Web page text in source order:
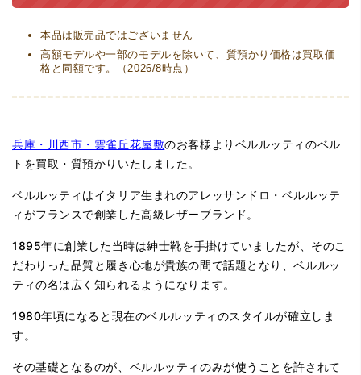
本品は販売品ではございません
高額モデルや一部のモデルを除いて、質預かり価格は買取価
格と同額です。（2026/8時点）
兵庫・川西市・雲雀丘花屋敷のお客様よりベルルッティのベル
トを買取・質預かりいたしました。
ベルルッティはイタリア生まれのアレッサンドロ・ベルルッテ
ィがフランスで創業した高級レザーブランド。
1895年に創業した当時は紳士靴を手掛けていましたが、そのこ
だわりった品質と履き心地が貴族の間で話題となり、ベルルッ
ティの名は広く知られるようになります。
1980年頃になると現在のベルルッティのスタイルが確立しま
す。
その基礎となるのが、ベルルッティのみが使うことを許されて